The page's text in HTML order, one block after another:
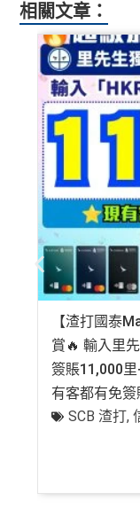
相關文章：
【渣打國泰
賞🔥 輸入里
簽賬11,000
有客都有免簽
SCB 渣打,